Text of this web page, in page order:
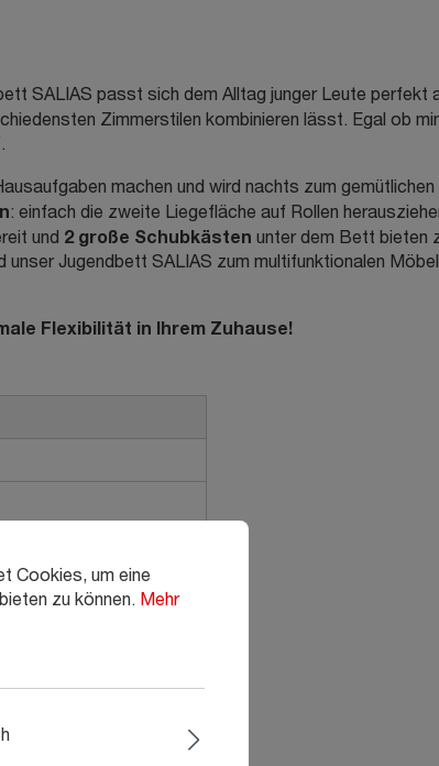
SALIAS passt sich dem Alltag junger Leute perfekt
Zimmerstilen kombinieren lässt. Egal ob
machen und wird nachts zum
: einfach die zweite Liegefläche auf Rollen
und 2 große Schubkästen unter dem Bett bieten
Jugendbett SALIAS zum multifunktionalen
Flexibilität in Ihrem Zuhause!
Cookies, um eine
zu können. Mehr